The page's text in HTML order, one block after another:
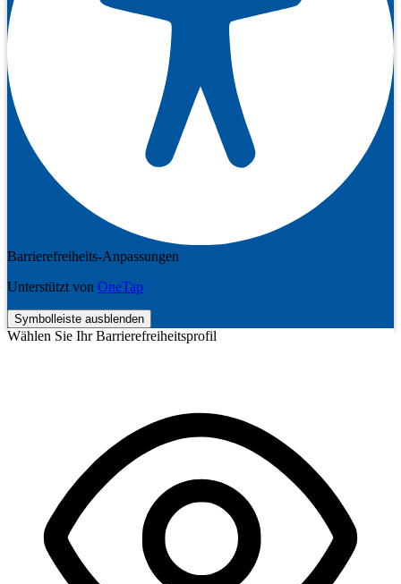
Barrierefreiheits-Anpassungen
Unterstützt von OneTap
Symbolleiste ausblenden
Wählen Sie Ihr Barrierefreiheitsprofil